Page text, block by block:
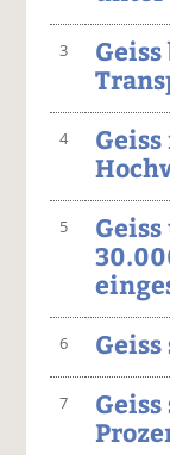
3
4
5
6
7